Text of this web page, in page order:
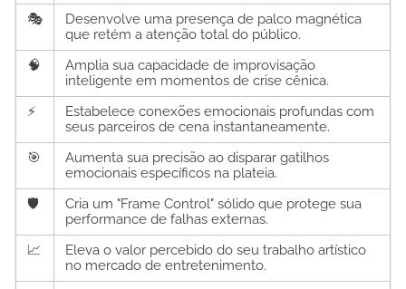
🎭
Desenvolve uma presença de palco magnética
que retém a atenção total do público.
🧠
Amplia sua capacidade de improvisação
inteligente em momentos de crise cênica.
⚡
Estabelece conexões emocionais profundas com
seus parceiros de cena instantaneamente.
🎯
Aumenta sua precisão ao disparar gatilhos
emocionais específicos na plateia.
🛡️
Cria um "Frame Control" sólido que protege sua
performance de falhas externas.
📈
Eleva o valor percebido do seu trabalho artístico
no mercado de entretenimento.